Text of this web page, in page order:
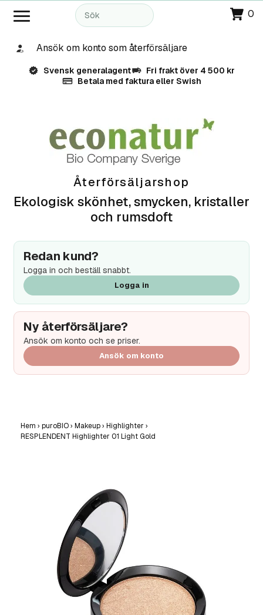
0
Ansök om konto som återförsäljare
Svensk generalagent
Fri frakt över 4 500 kr
Betala med faktura eller Swish
Återförsäljarshop
Ekologisk skönhet, smycken, kristaller
och rumsdoft
Redan kund?
Logga in och beställ snabbt.
Logga in
Ny återförsäljare?
Ansök om konto och se priser.
Ansök om konto
Hem › puroBIO› Makeup› Highlighter ›
RESPLENDENT Highlighter 01 Light Gold